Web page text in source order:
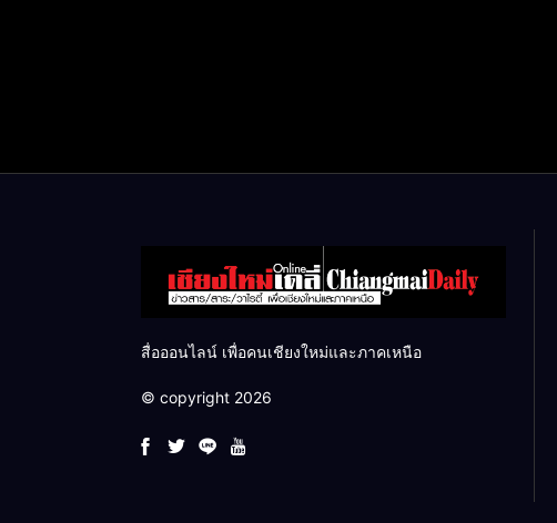
สื่อออนไลน์ เพื่อคนเชียงใหม่และภาคเหนือ
© copyright 2026